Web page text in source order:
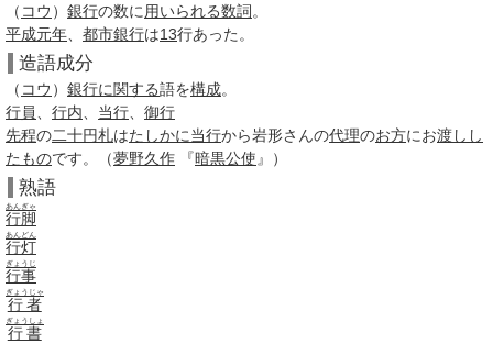
（ コウ ） 銀行の数に 用いられる数詞。
平成元年
都市銀行は13行あった。
造語成分
（ コウ ） 銀行に関する語を構成。
行員
行内 当行
御行
先程の二十円札はたしかに当行から岩形さんの代理のお方にお渡し し
たものです。（夢野久作 『暗黒公使 』）
熟語
行脚
あんぎゃ
行灯
あんどん
行事
ぎょうじ
行者
ぎょうじゃ
行書
ぎょうしょ